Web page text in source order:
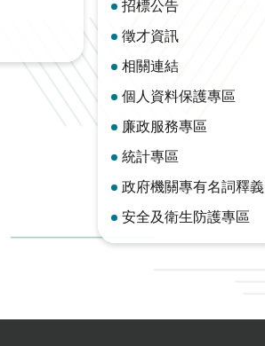
招標公告
徵才資訊
相關連結
個人資料保護專區
廉政服務專區
統計專區
政府機關專有名詞釋義
安全及衛生防護專區